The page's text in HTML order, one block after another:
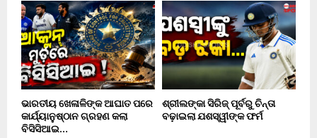
ଭାରତୀୟ ଖେଳାଳିଙ୍କ ଆଘାତ ପରେ
କାର୍ଯ୍ୟାନୁଷ୍ଠାନ ଗ୍ରହଣ କଲା
ବିସିସିଆଇ…
ଶ୍ରୀଲଙ୍କା ସିରିଜ୍ ପୂର୍ବରୁ ଚିନ୍ତା
ବଢ଼ାଇଲା ଯଶସ୍ୱୀଙ୍କ ଫର୍ମ